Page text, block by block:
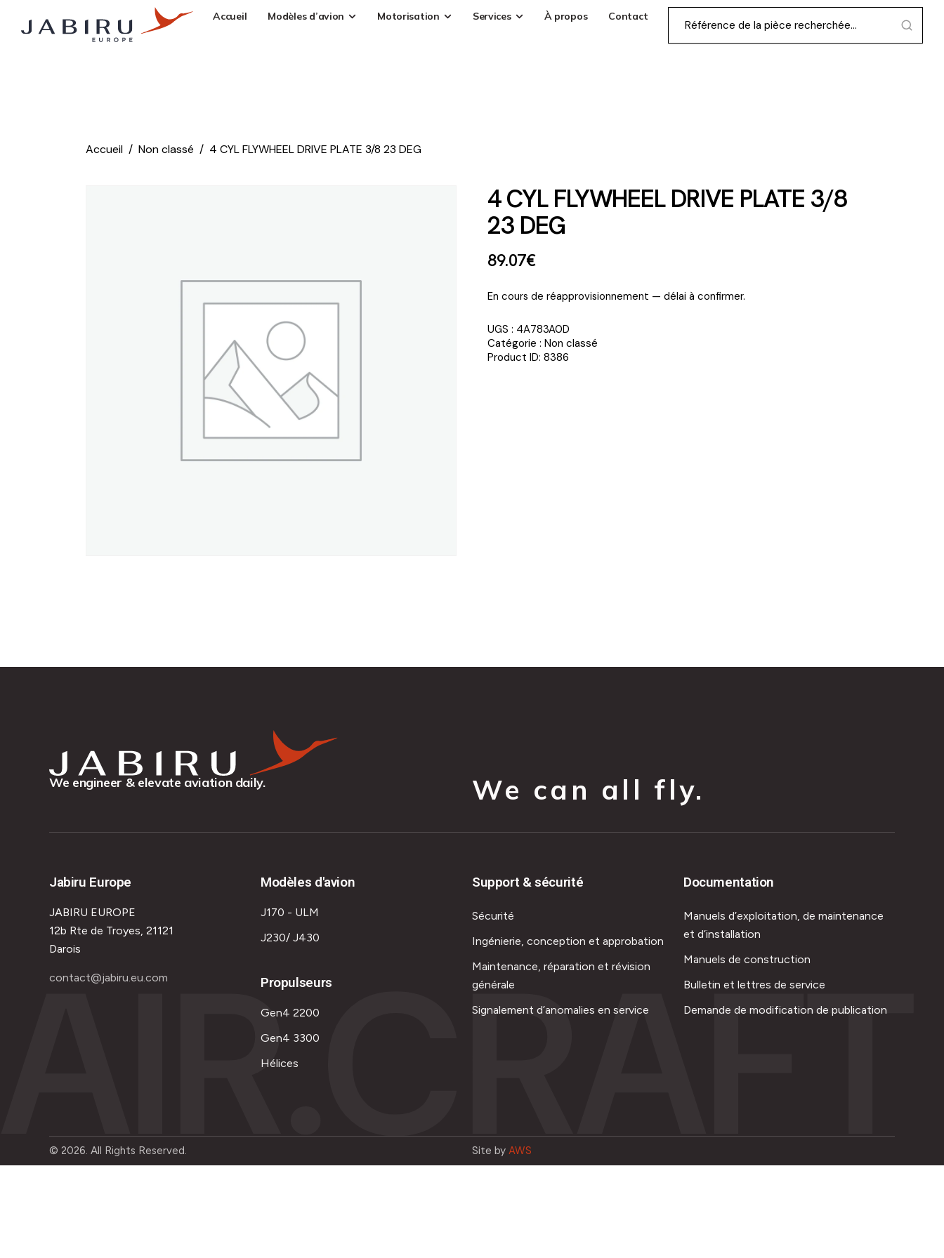
Accueil Modèles d’avion Motorisation Services À propos Contact
Accueil Non classé 4 CYL FLYWHEEL DRIVE PLATE 3/8 23 DEG
4 CYL FLYWHEEL DRIVE PLATE 3/8
23 DEG
89.07€
En cours de réapprovisionnement — délai à confirmer.
UGS : 4A783A0D
Catégorie : Non classé
Product ID: 8386
We engineer & elevate aviation daily. We can all fly.
Jabiru Europe
JABIRU EUROPE
12b Rte de Troyes, 21121
Darois
contact@jabiru.eu.com
Modèles d'avion
J170 - ULM
J230/ J430
Propulseurs
Gen4 2200
Gen4 3300
Hélices
Support & sécurité
Sécurité
Ingénierie, conception et approbation
Maintenance, réparation et révision
générale
Signalement d’anomalies en service
Documentation
Manuels d’exploitation, de maintenance
et d’installation
Manuels de construction
Bulletin et lettres de service
Demande de modification de publication
AIR.CRAFT
© 2026. All Rights Reserved. Site by AWS